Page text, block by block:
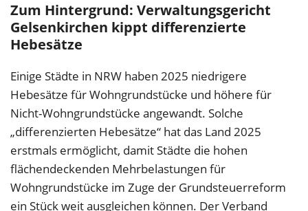
Zum Hintergrund: Verwaltungsgericht
Gelsenkirchen kippt differenzierte
Hebesätze
Einige Städte in NRW haben 2025 niedrigere
Hebesätze für Wohngrundstücke und höhere für
Nicht-Wohngrundstücke angewandt. Solche
„differenzierten Hebesätze“ hat das Land 2025
erstmals ermöglicht, damit Städte die hohen
flächendeckenden Mehrbelastungen für
Wohngrundstücke im Zuge der Grundsteuerreform
ein Stück weit ausgleichen können. Der Verband